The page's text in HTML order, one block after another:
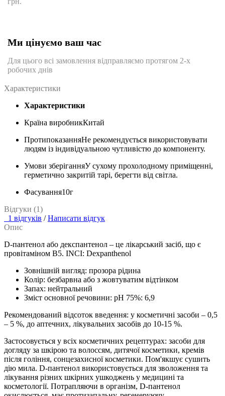
Ми цінуємо ваш час
Для цього всі замовлення відправляємо протягом 2-х
робочих днів
Характеристики
Характеристики
Країна виробникКитай
ПротипоказанняНе рекомендується використовувати
людям із індивідуальною чутливістю до компоненту.
Умови зберіганняУ сухому прохолодному приміщенні,
герметично закритій тарі, берегти від світла.
Фасування10г
Відгуки (1)
1 відгуків / Написати відгук
Опис
D-пантенол або декспантенол – це лікарський засіб, що є
провітаміном В5. INCI: Dexpanthenol
Зовнішній вигляд: прозора рідина
Колір: безбарвна або з жовтуватим відтінком
Запах: нейтральний
Зміст основної речовини: pH 75%: 6,9
Рекомендований відсоток введення: у косметичні засоби – 0,5
– 5 %, до аптечних, лікувальних засобів до 10-15 %.
Застосовується у всіх косметичних рецептурах: засоби для
догляду за шкірою та волоссям, дитячої косметики, кремів
після гоління, сонцезахисної косметики. Пом'якшує сушить
дію мила. D-пантенол використовується для зволоження та
лікування різних шкірних ушкоджень у медицині та
косметології. Потрапляючи в організм, D-пантенол